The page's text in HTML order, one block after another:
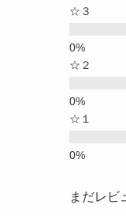
☆３
☆２
☆１
まだレビ